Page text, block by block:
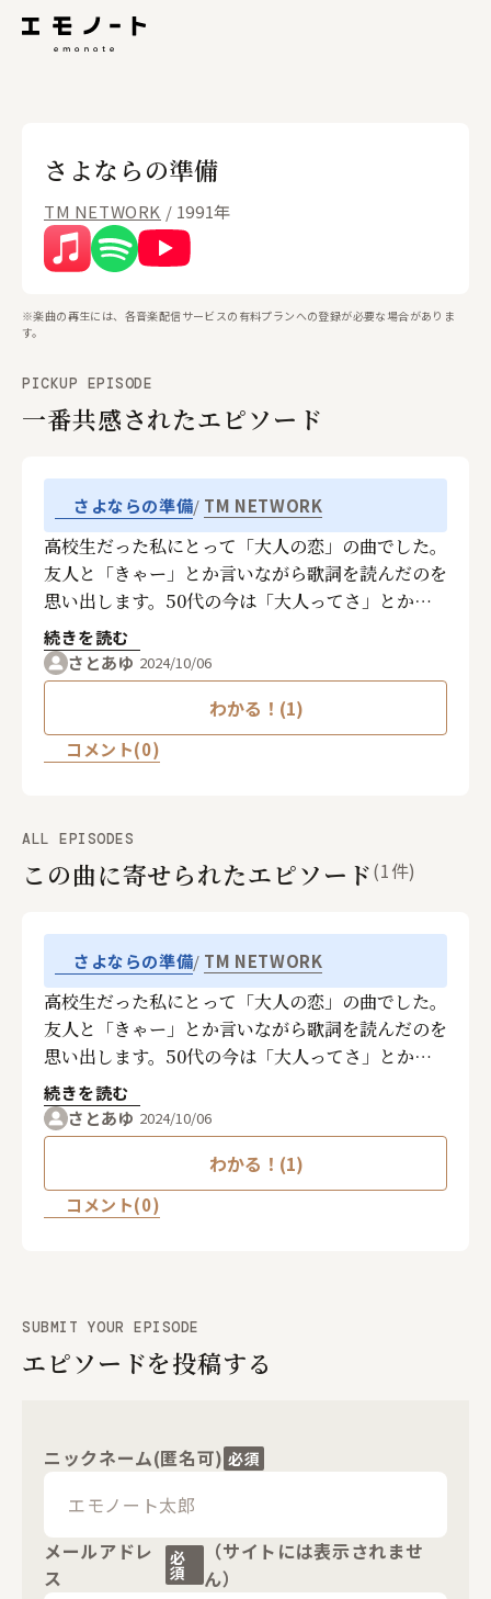
さよならの準備
TM NETWORK / 1991年
※楽曲の再生には、各音楽配信サービスの有料プランへの登録が必要な場合がありま
す。
PICKUP EPISODE
一番共感されたエピソード
さよならの準備 TM NETWORK
高校生だった私にとって「大人の恋」の曲でした。
友人と「きゃー」とか言いながら歌詞を読んだのを
思い出します。50代の今は「大人ってさ」とか思
いながら、大人の女性として聴いています。昔も今
もわたしにとって「大人の恋」の曲です。
続きを読む
さとあゆ 2024/10/06
わかる！(1)
コメント(0)
ALL EPISODES
この曲に寄せられたエピソード(1件)
さよならの準備 TM NETWORK
高校生だった私にとって「大人の恋」の曲でした。
友人と「きゃー」とか言いながら歌詞を読んだのを
思い出します。50代の今は「大人ってさ」とか思
いながら、大人の女性として聴いています。昔も今
もわたしにとって「大人の恋」の曲です。
続きを読む
さとあゆ 2024/10/06
わかる！(1)
コメント(0)
SUBMIT YOUR EPISODE
エピソードを投稿する
ニックネーム(匿名可) 必須
メールアドレ
ス
必
須
（サイトには表示されませ
ん）